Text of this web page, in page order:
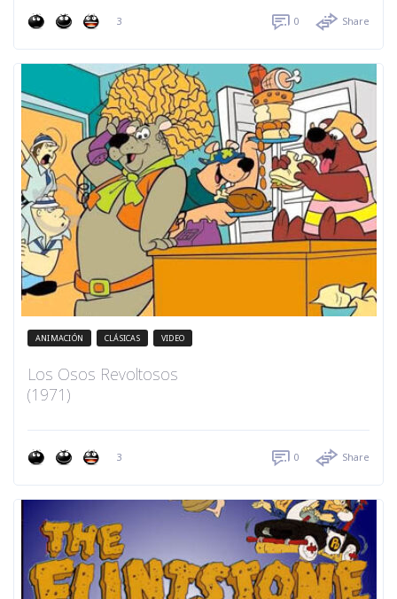
3 0 Share
ANIMACIÓN CLÁSICAS VIDEO
Los Osos Revoltosos
(1971)
3 0 Share